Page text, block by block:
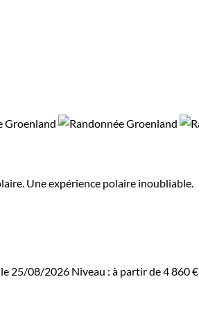
Une expérience polaire inoubliable.
25/08/2026 Niveau : à partir de4 860 €